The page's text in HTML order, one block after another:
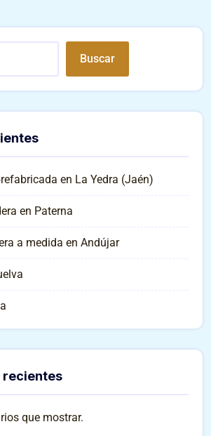
Buscar
en La Yedra (Jaén)
en Paterna
a medida en Andújar
recientes
que mostrar.